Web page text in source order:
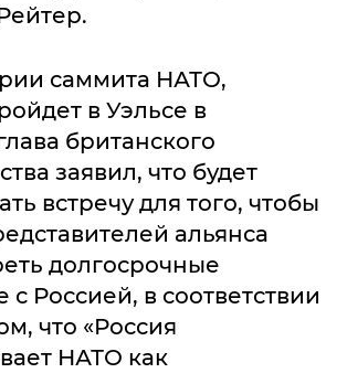
саммита НАТО,
в Уэльсе в
британского
заявил, что будет
встречу для того, чтобы
альянса
долгосрочные
Россией, в соответствии
что «Россия
НАТО как